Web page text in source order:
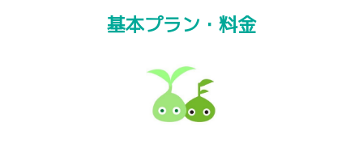
基本プラン・料金